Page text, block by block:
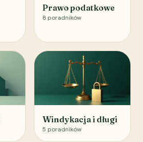
Prawo podatkowe
8 poradników
Windykacja i długi
5 poradników